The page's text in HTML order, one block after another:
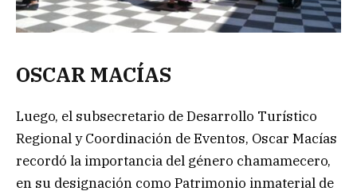
OSCAR MACÍAS
Luego, el subsecretario de Desarrollo Turístico
Regional y Coordinación de Eventos, Oscar Macías
recordó la importancia del género chamamecero,
en su designación como Patrimonio inmaterial de